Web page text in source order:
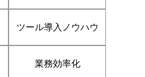
ツール導入ノウハウ
業務効率化